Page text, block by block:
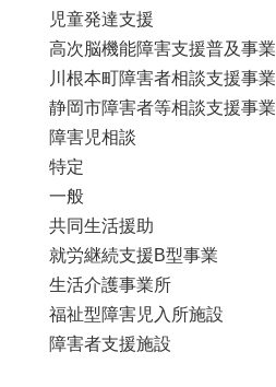
児童発達支援
高次脳機能障害支援普及事業
川根本町障害者相談支援事業
静岡市障害者等相談支援事業
障害児相談
特定
一般
共同生活援助
就労継続支援B型事業
生活介護事業所
福祉型障害児入所施設
障害者支援施設